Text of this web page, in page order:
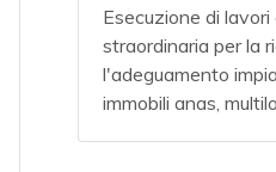
Esecuzione di
straordinaria per la
l'adeguamento
immobili anas,